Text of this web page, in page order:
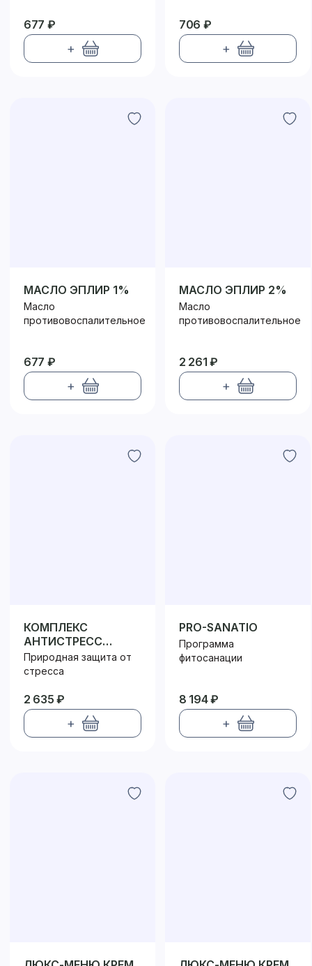
677 ₽
+
706 ₽
+
МАСЛО ЭПЛИР 1%
Масло
противовоспалительное
677 ₽
+
МАСЛО ЭПЛИР 2%
Масло
противовоспалительное
2 261 ₽
+
КОМПЛЕКС
АНТИСТРЕСС
ФОРТЕ
Природная защита от
стресса
2 635 ₽
+
PRO-SANATIO
Программа
фитосанации
8 194 ₽
+